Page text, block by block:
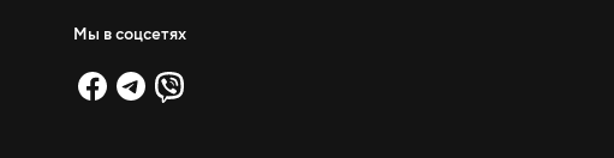
Мы в соцсетях